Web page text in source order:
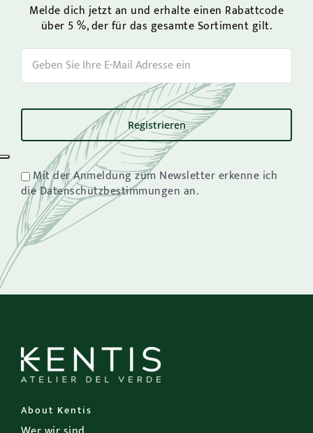
Melde dich jetzt an und erhalte einen Rabattcode
über 5 %, der für das gesamte Sortiment gilt.
Mit der Anmeldung zum Newsletter erkenne ich
die Datenschutzbestimmungen an.
About Kentis